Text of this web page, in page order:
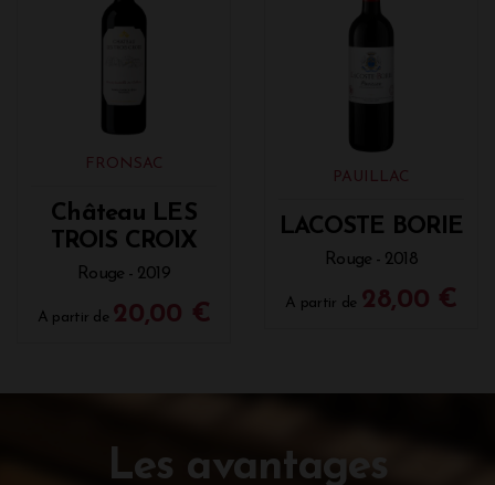
FRONSAC
Château LES
TROIS CROIX
Rouge - 2019
A partir de 20,00 €
PAUILLAC
LACOSTE BORIE
Rouge - 2018
A partir de 28,00 €
Les avantages